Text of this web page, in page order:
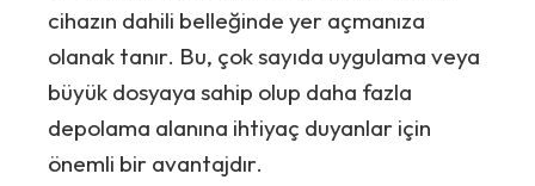
cihazın dahili belleğinde yer açmanıza
olanak tanır. Bu, çok sayıda uygulama veya
büyük dosyaya sahip olup daha fazla
depolama alanına ihtiyaç duyanlar için
önemli bir avantajdır.